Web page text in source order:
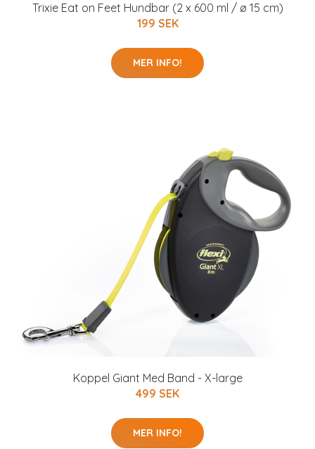
Trixie Eat on Feet Hundbar (2 x 600 ml / ø 15 cm)
199 SEK
MER INFO!
Koppel Giant Med Band - X-large
499 SEK
MER INFO!